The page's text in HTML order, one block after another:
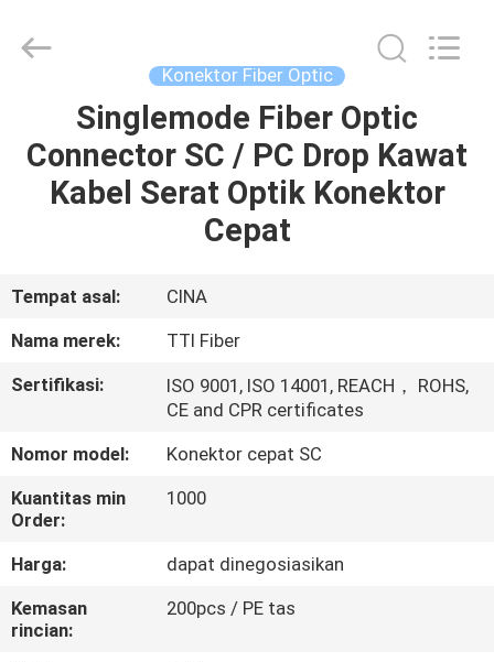
RUMAH
PRODUK
KAMI
PABRIK
KUALITAS
HUBUNGI
KAMI
Tech.
Konektor Fiber Optic
Singlemode Fiber Optic
Connector SC / PC Drop Kawat
Kabel Serat Optik Konektor
Cepat
Tempat asal:
CINA
Nama merek:
TTI Fiber
Sertifikasi:
ISO 9001, ISO 14001, REACH， ROHS,
CE and CPR certificates
Nomor model:
Konektor cepat SC
Kuantitas min
Order:
1000
Harga:
dapat dinegosiasikan
Kemasan
rincian:
200pcs / PE tas